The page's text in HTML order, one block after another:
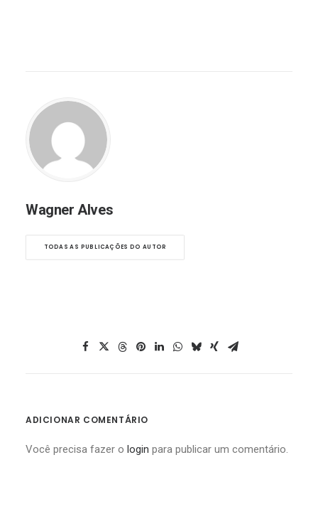
Wagner Alves
TODAS AS PUBLICAÇÕES DO AUTOR
ADICIONAR COMENTÁRIO
Você precisa fazer o login para publicar um comentário.